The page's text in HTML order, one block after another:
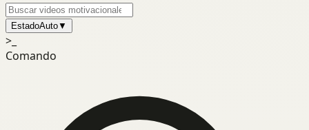
EstadoAuto▼
>_
Comando